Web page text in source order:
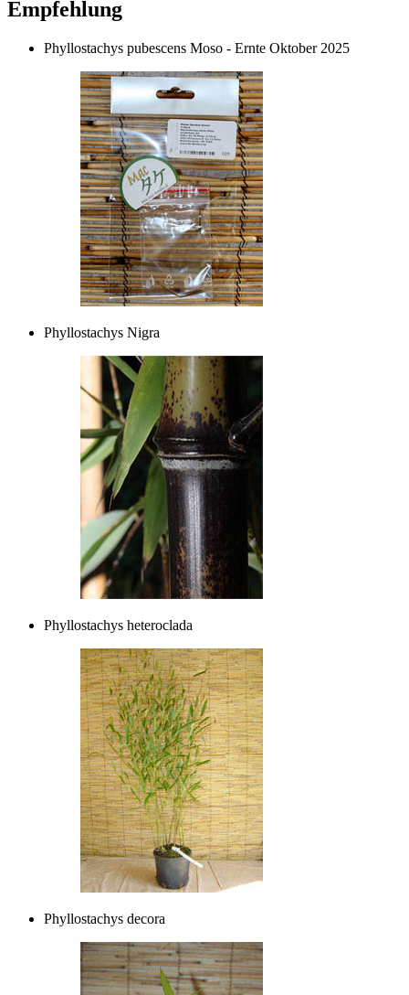
Empfehlung
Phyllostachys pubescens Moso - Ernte Oktober 2025
Phyllostachys Nigra
Phyllostachys heteroclada
Phyllostachys decora